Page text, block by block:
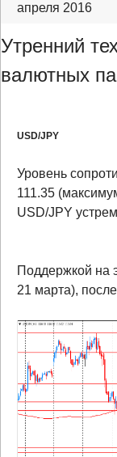
апреля 2016
Утренний
валютных
USD/JPY
Уровень
111.35
USD/JPY
Поддержкой на
21 марта),